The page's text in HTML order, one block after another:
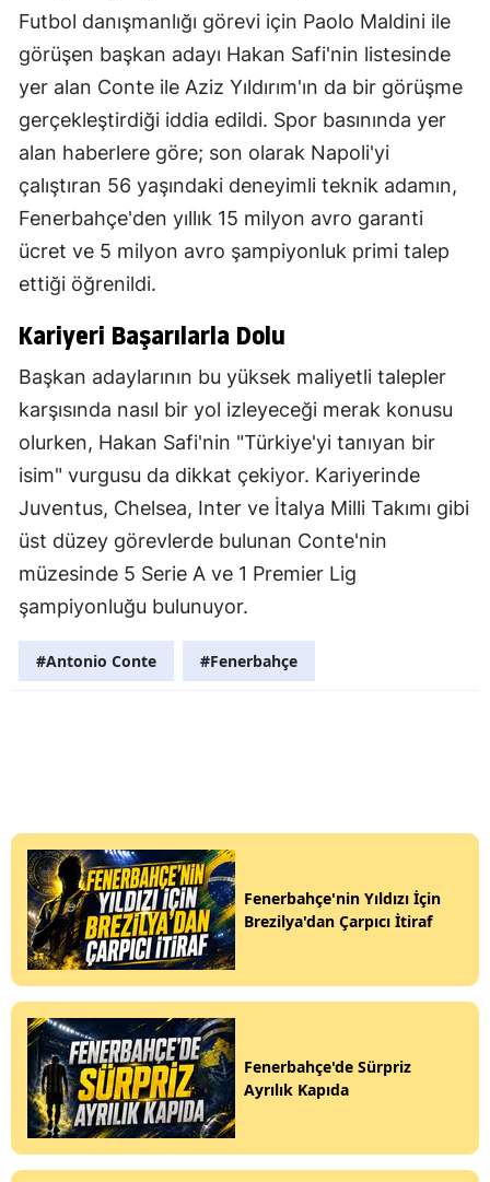
Futbol danışmanlığı görevi için Paolo Maldini ile
görüşen başkan adayı Hakan Safi'nin listesinde
yer alan Conte ile Aziz Yıldırım'ın da bir görüşme
gerçekleştirdiği iddia edildi. Spor basınında yer
alan haberlere göre; son olarak Napoli'yi
çalıştıran 56 yaşındaki deneyimli teknik adamın,
Fenerbahçe'den yıllık 15 milyon avro garanti
ücret ve 5 milyon avro şampiyonluk primi talep
ettiği öğrenildi.
Kariyeri Başarılarla Dolu
Başkan adaylarının bu yüksek maliyetli talepler
karşısında nasıl bir yol izleyeceği merak konusu
olurken, Hakan Safi'nin "Türkiye'yi tanıyan bir
isim" vurgusu da dikkat çekiyor. Kariyerinde
Juventus, Chelsea, Inter ve İtalya Milli Takımı gibi
üst düzey görevlerde bulunan Conte'nin
müzesinde 5 Serie A ve 1 Premier Lig
şampiyonluğu bulunuyor.
#Antonio Conte #Fenerbahçe
Fenerbahçe'nin Yıldızı İçin
Brezilya'dan Çarpıcı İtiraf
Fenerbahçe'de Sürpriz
Ayrılık Kapıda